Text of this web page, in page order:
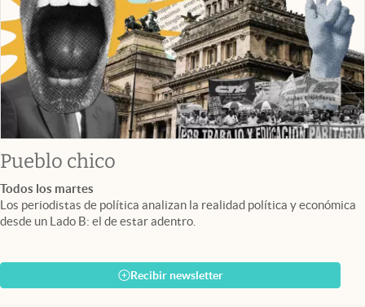
Pueblo chico
Todos los martes
Los periodistas de política analizan la realidad política y económica
desde un Lado B: el de estar adentro.
Recibir newsletter